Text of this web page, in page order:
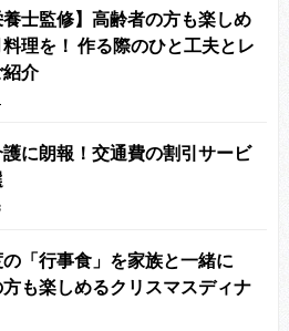
養士監修】高齢者の方も楽しめ
理を！ 作る際のひと工夫とレ
介
に朗報！交通費の割引サービ
の「行事食」を家族と一緒に
も楽しめるクリスマスディナ